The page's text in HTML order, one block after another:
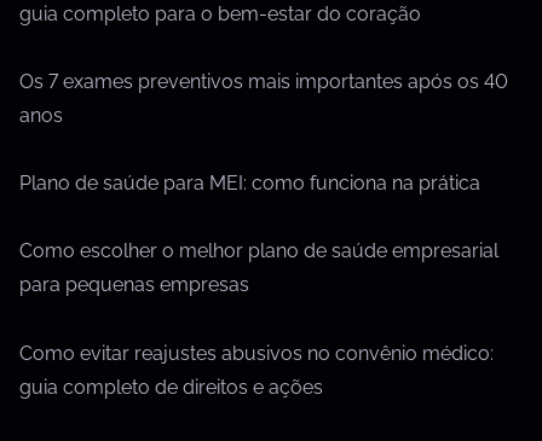
guia completo para o bem-estar do coração
Os 7 exames preventivos mais importantes após os 40
anos
Plano de saúde para MEI: como funciona na prática
Como escolher o melhor plano de saúde empresarial
para pequenas empresas
Como evitar reajustes abusivos no convênio médico:
guia completo de direitos e ações